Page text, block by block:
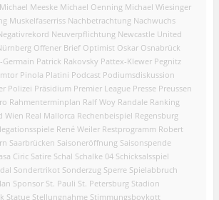
Michael Meeske Michael Oenning Michael Wiesinger
Muskelfaserriss Nachbetrachtung Nachwuchs
Neuverpflichtung Newcastle United
Offener Brief Optimist Oskar Osnabrück
Germain Patrick Rakovsky Pattex-Klewer Pegnitz
Pinola Platini Podcast Podiumsdiskussion
Polizei Präsidium Premier League Presse Preussen
Rahmenterminplan Ralf Woy Randale Ranking
Wien Real Mallorca Rechenbeispiel Regensburg
René Weiler Restprogramm Robert
Saarbrücken Saisoneröffnung Saisonspende
Ciric Satire Schal Schalke 04 Schicksalsspiel
Sondertrikot Sonderzug Sperre Spielabbruch
Sponsor St. Pauli St. Petersburg Stadion
Statue Stellungnahme Stimmungsboykott